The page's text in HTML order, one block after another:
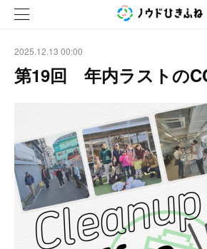
2025.12.13 00:00
第19回 年内ラストの